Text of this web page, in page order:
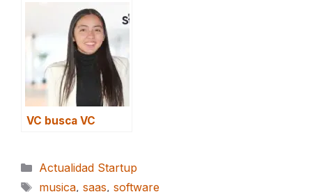
VC busca VC
Categorías
Actualidad Startup
Etiquetas
musica, saas, software